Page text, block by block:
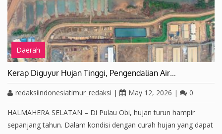
Daerah
Kerap Diguyur Hujan Tinggi, Pengendalian Air…
redaksiindonesiatimur_redaksi | May 12, 2026 | 0
HALMAHERA SELATAN – Di Pulau Obi, hujan turun hampir
sepanjang tahun. Dalam kondisi dengan curah hujan yang dapat